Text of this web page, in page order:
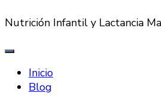
Nutrición Infantil y Lactancia
Inicio
Blog